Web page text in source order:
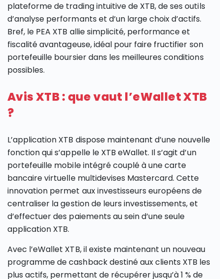
plateforme de trading intuitive de XTB, de ses outils
d’analyse performants et d’un large choix d’actifs.
Bref, le PEA XTB allie simplicité, performance et
fiscalité avantageuse, idéal pour faire fructifier son
portefeuille boursier dans les meilleures conditions
possibles.
Avis XTB : que vaut l’eWallet XTB
?
L’application XTB dispose maintenant d’une nouvelle
fonction qui s’appelle le XTB eWallet. Il s’agit d’un
portefeuille mobile intégré couplé à une carte
bancaire virtuelle multidevises Mastercard. Cette
innovation permet aux investisseurs européens de
centraliser la gestion de leurs investissements, et
d’effectuer des paiements au sein d’une seule
application XTB.
Avec l’eWallet XTB, il existe maintenant un nouveau
programme de cashback destiné aux clients XTB les
plus actifs, permettant de récupérer jusqu’à 1 % de